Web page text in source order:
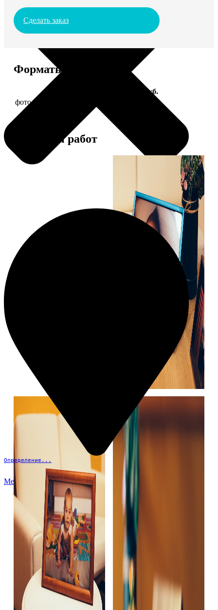
Определение...
Меню
Сделать заказ
Форматы и цены
Цена, руб.
фото 15х20 в деревянной рамке
Примеры работ